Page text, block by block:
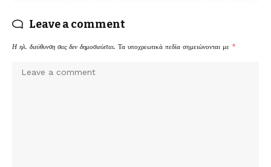
Leave a comment
Η ηλ. διεύθυνση σας δεν δημοσιεύεται. Τα υποχρεωτικά πεδία σημειώνονται με *